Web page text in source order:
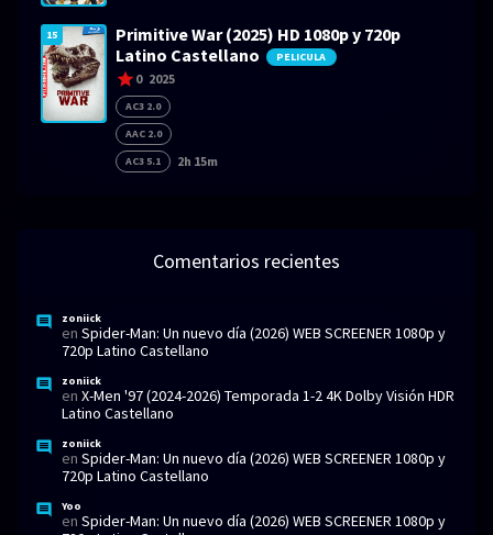
15
Primitive War (2025) HD 1080p y 720p
Latino Castellano
PELICULA
0 2025
AC3 2.0
AAC 2.0
AC3 5.1
2h 15m
Comentarios recientes
zoniick
en Spider-Man: Un nuevo día (2026) WEB SCREENER 1080p y
720p Latino Castellano
zoniick
en X-Men '97 (2024-2026) Temporada 1-2 4K Dolby Visión HDR
Latino Castellano
zoniick
en Spider-Man: Un nuevo día (2026) WEB SCREENER 1080p y
720p Latino Castellano
Yoo
en Spider-Man: Un nuevo día (2026) WEB SCREENER 1080p y